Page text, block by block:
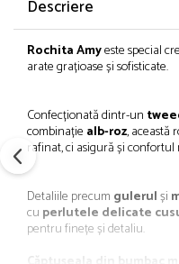
Descriere
Rochita Amyeste special
arate grațioase și sofisticate.
Confecționată dintr-un
combinație alb-roz, această
rafinat, ci asigură și
Detaliile precum gulerulși
cu perlutele delicate
pentru finețe și detaliu.